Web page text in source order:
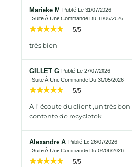
Marieke M
Publié Le 31/07/2026
Suite À Une Commande Du 11/06/2026
5/5
très bien
GILLET G Publié Le 27/07/2026
Suite À Une Commande Du 30/05/2026
5/5
A l' écoute du client ,un très bon
contente de recycletek
Alexandre A Publié Le 26/07/2026
Suite À Une Commande Du 04/06/2026
5/5